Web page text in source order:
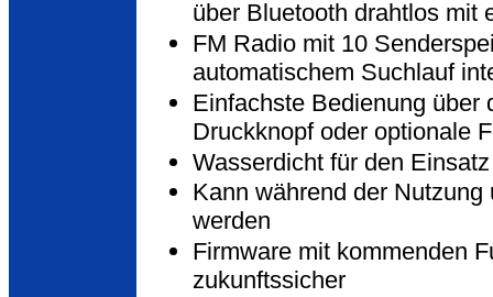
über Bluetooth drahtlos mit
FM Radio mit 10
automatischem Suchlauf
Einfachste Bedienung über
Druckknopf oder optionale
Wasserdicht für den
Kann während der
werden
Firmware mit kommenden
zukunftssicher